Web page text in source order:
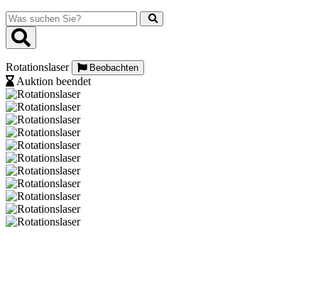
Was
suchen
Sie?
Rotationslaser Beobachten
Auktion beendet